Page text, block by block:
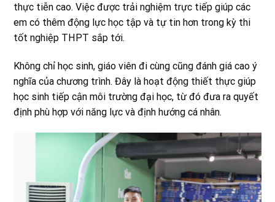
thực tiễn cao. Việc được trải nghiệm trực tiếp giúp các
em có thêm động lực học tập và tự tin hơn trong kỳ thi
tốt nghiệp THPT sắp tới.
Không chỉ học sinh, giáo viên đi cùng cũng đánh giá cao ý
nghĩa của chương trình. Đây là hoạt động thiết thực giúp
học sinh tiếp cận môi trường đại học, từ đó đưa ra quyết
định phù hợp với năng lực và định hướng cá nhân.